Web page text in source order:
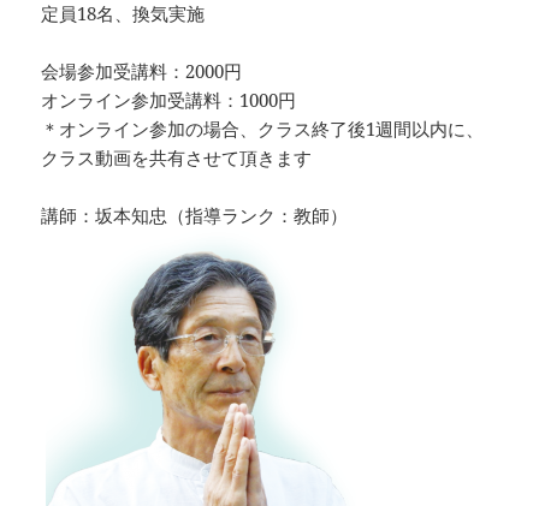
定員18名、換気実施
会場参加受講料：2000円
オンライン参加受講料：1000円
＊オンライン参加の場合、クラス終了後1週間以内に、
クラス動画を共有させて頂きます
講師：坂本知忠（指導ランク：教師）